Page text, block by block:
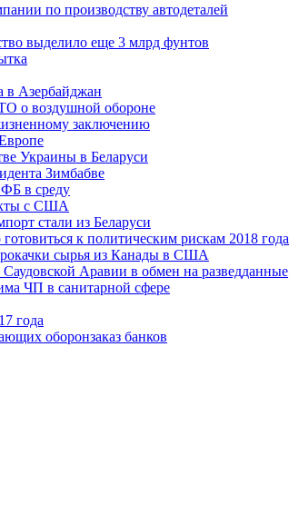
по производству автодеталей
выделило еще 3 млрд фунтов
в Азербайджан
о воздушной обороне
заключению
Украины в Беларуси
Зимбабве
в среду
с США
стали из Беларуси
к политическим рискам 2018 года
сырья из Канады в США
Аравии в обмен на разведданные
ЧП в санитарной сфере
года
оборонзаказ банков